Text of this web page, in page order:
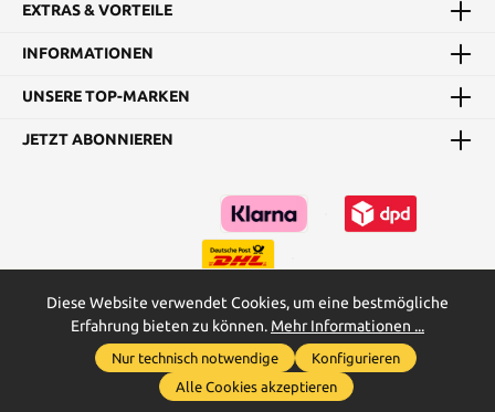
EXTRAS & VORTEILE
INFORMATIONEN
UNSERE TOP-MARKEN
JETZT ABONNIEREN
Kataloge Maßtabellen & Grundanleitungen
* Alle Preise inkl. gesetzl. Mehrwertsteuer zzgl. Versandkosten
Werkzeugleiste anzeigen
Diese Website verwendet Cookies, um eine bestmögliche
Erfahrung bieten zu können. Mehr Informationen ...
Nur technisch notwendige
Konfigurieren
Alle Cookies akzeptieren